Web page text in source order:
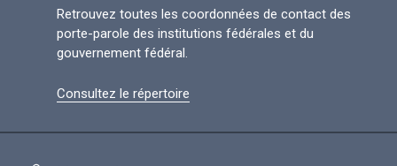
Retrouvez toutes les coordonnées de contact des
porte-parole des institutions fédérales et du
gouvernement fédéral.
Consultez le répertoire